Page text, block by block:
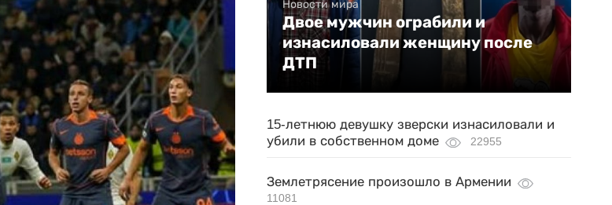
Новости мира
Двое мужчин ограбили и
изнасиловали женщину после
ДТП
15-летнюю девушку зверски изнасиловали и
убили в собственном доме
22955
Землетрясение произошло в Армении
11081